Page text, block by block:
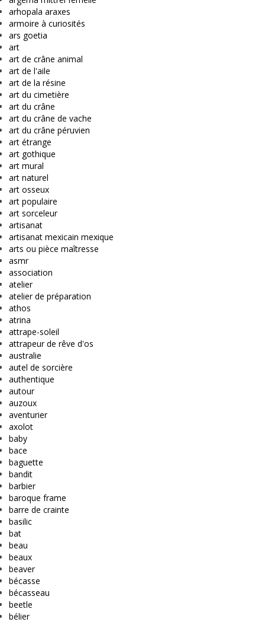
arhopala araxes
armoire à curiosités
ars goetia
art
art de crâne animal
art de l'aile
art de la résine
art du cimetière
art du crâne
art du crâne de vache
art du crâne péruvien
art étrange
art gothique
art mural
art naturel
art osseux
art populaire
art sorceleur
artisanat
artisanat mexicain mexique
arts ou pièce maîtresse
asmr
association
atelier
atelier de préparation
athos
atrina
attrape-soleil
attrapeur de rêve d'os
australie
autel de sorcière
authentique
autour
auzoux
aventurier
axolot
baby
bace
baguette
bandit
barbier
baroque frame
barre de crainte
basilic
bat
beau
beaux
beaver
bécasse
bécasseau
beetle
bélier